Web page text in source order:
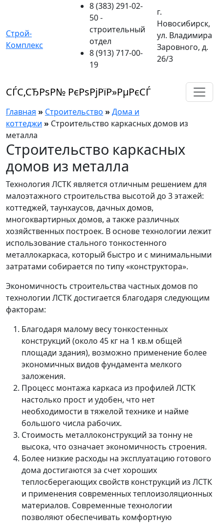
Строй-
Комплекс
8 (383) 291-02-
50-
строительный
отдел
8 (913) 717-00-
19
г.
Новосибирск,
ул. Владимира
Заровного, д.
26/3
СЃС‚СЂРѕР№ РєРѕРјРїР»РµРєСЃ
Главная » Строительство » Дома и
коттеджи » Строительство каркасных домов из
металла
Строительство каркасных
домов из металла
Технология ЛСТК является отличным решением для
малоэтажного строительства высотой до 3 этажей:
коттеджей, таунхаусов, дачных домов,
многоквартирных домов, а также различных
хозяйственных построек. В основе технологии лежит
использование стального тонкостенного
металлокаркаса, который быстро и с минимальными
затратами собирается по типу «конструктора».
Экономичность строительства частных домов по
технологии ЛСТК достигается благодаря следующим
факторам:
Благодаря малому весу тонкостенных
конструкций (около 45 кг на 1 кв.м общей
площади здания), возможно применение более
экономичных видов фундамента мелкого
заложения.
Процесс монтажа каркаса из профилей ЛСТК
настолько прост и удобен, что нет
необходимости в тяжелой технике и найме
большого числа рабочих.
Стоимость металлоконструкций за тонну не
высока, что означает экономичность строения.
Более низкие расходы на эксплуатацию готового
дома достигаются за счет хороших
теплосберегающих свойств конструкций из ЛСТК
и применения современных теплоизоляционных
материалов. Современные технологии
позволяют обеспечивать комфортную